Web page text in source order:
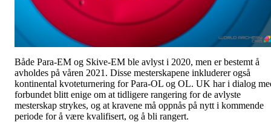
Både Para-EM og Skive-EM ble avlyst i 2020, men er bestemt å
avholdes på våren 2021. Disse mesterskapene inkluderer også
kontinental kvoteturnering for Para-OL og OL. UK har i dialog
forbundet blitt enige om at tidligere rangering for de avlyste
mesterskap strykes, og at kravene må oppnås på nytt i kommende
periode for å være kvalifisert, og å bli rangert.